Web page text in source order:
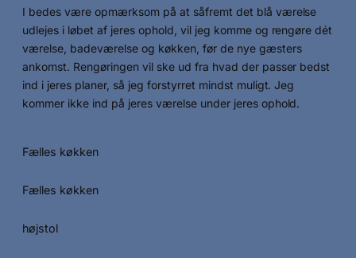
I bedes være opmærksom på at såfremt det blå værelse
udlejes i løbet af jeres ophold, vil jeg komme og rengøre dét
værelse, badeværelse og køkken, før de nye gæsters
ankomst. Rengøringen vil ske ud fra hvad der passer bedst
ind i jeres planer, så jeg forstyrret mindst muligt. Jeg
kommer ikke ind på jeres værelse under jeres ophold.
Fælles køkken
Fælles køkken
højstol